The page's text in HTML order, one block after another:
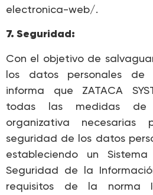
electronica-web/.
7. Seguridad:
Con el objetivo de
los datos personales de
informa que ZATACA
todas las medidas
organizativa
seguridad de los datos
estableciendo un
Seguridad de la
requisitos de la norma